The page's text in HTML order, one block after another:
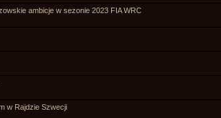
ambicje w sezonie 2023 FIA WRC
w Rajdzie Szwecji